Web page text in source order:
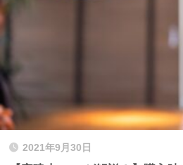
2021年9月30日